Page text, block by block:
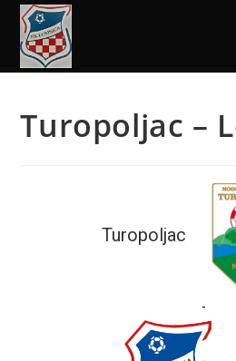
Turopoljac –
Turopoljac
-